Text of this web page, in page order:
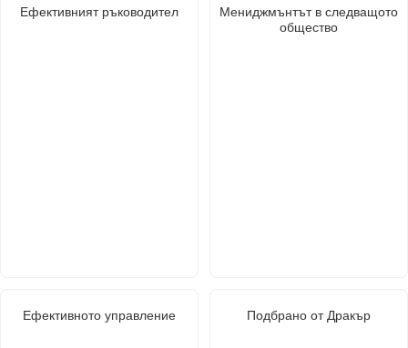
Ефективният ръководител
Мениджмънтът в следващото
общество
Ефективното управление Подбрано от Дракър